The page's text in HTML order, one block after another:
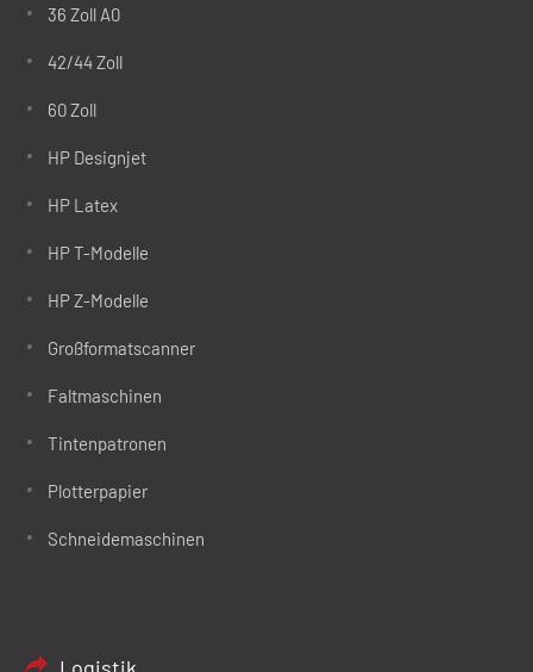
36 Zoll A0
42/44 Zoll
60 Zoll
HP Designjet
HP Latex
HP T-Modelle
HP Z-Modelle
Großformatscanner
Faltmaschinen
Tintenpatronen
Plotterpapier
Schneidemaschinen